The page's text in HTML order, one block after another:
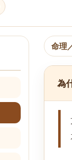
命理
為